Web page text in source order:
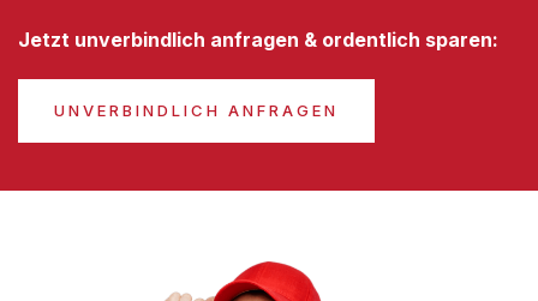
Jetzt unverbindlich anfragen & ordentlich sparen:
UNVERBINDLICH ANFRAGEN